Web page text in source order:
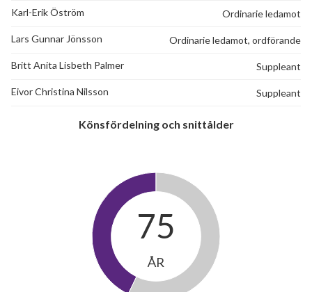
Karl-Erik Öström Ordinarie ledamot
Lars Gunnar Jönsson Ordinarie ledamot, ordförande
Britt Anita Lisbeth Palmer Suppleant
Eivor Christina Nilsson Suppleant
Könsfördelning och snittålder
75
ÅR